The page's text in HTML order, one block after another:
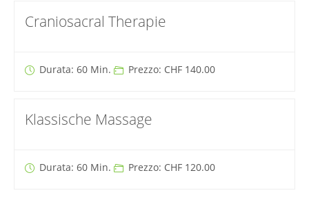
Craniosacral Therapie
Durata: 60 Min. Prezzo: CHF 140.00
Klassische Massage
Durata: 60 Min. Prezzo: CHF 120.00